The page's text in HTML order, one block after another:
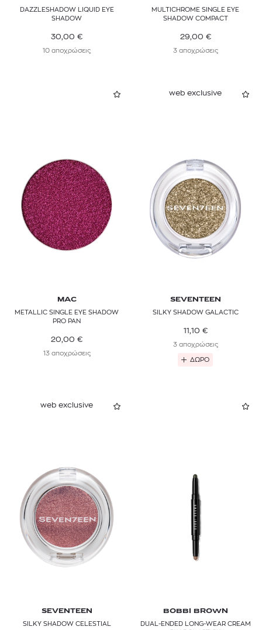
DAZZLESHADOW LIQUID EYE
SHADOW
30,00 €
10 αποχρώσεις
MULTICHROME SINGLE EYE
SHADOW COMPACT
29,00 €
3 αποχρώσεις
MAC
METALLIC SINGLE EYE SHADOW
PRO PAN
20,00 €
13 αποχρώσεις
web exclusive
SEVENTEEN
SILKY SHADOW GALACTIC
11,10 €
3 αποχρώσεις
ΔΩΡΟ
web exclusive
SEVENTEEN
SILKY SHADOW CELESTIAL
BOBBI BROWN
DUAL-ENDED LONG-WEAR CREAM